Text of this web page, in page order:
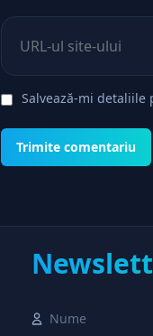
Salvează-mi detaliile